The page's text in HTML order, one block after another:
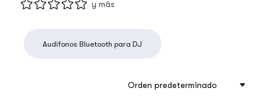
y más
Orden predeterminado
Audífonos Bluetooth para DJ